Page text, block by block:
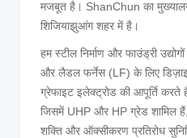
मजबूत है। ShanChun का
शिजियाझुआंग शहर में है।
हम स्टील निर्माण और फाउंड्री
और लैडल फर्नेस (LF) के लिए
ग्रेफाइट इलेक्ट्रोड की आपूर्ति करते
जिसमें UHP और HP ग्रेड शामिल हैं,
शक्ति और ऑक्सीकरण प्रतिरोध